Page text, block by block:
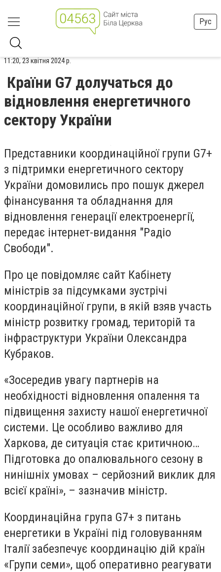
Рус
11:20, 23 квітня 2024 р.
Країни G7 долучаться до
відновлення енергетичного
сектору України
Представники координаційної групи G7+
з підтримки енергетичного сектору
України домовились про пошук джерел
фінансування та обладнання для
відновлення генерації електроенергії,
передає інтернет-видання "Радіо
Свободи".
Про це повідомляє сайт Кабінету
міністрів за підсумками зустрічі
координаційної групи, в якій взяв участь
міністр розвитку громад, територій та
інфраструктури України Олександра
Кубраков.
«Зосередив увагу партнерів на
необхідності відновлення опалення та
підвищення захисту нашої енергетичної
системи. Це особливо важливо для
Харкова, де ситуація стає критичною…
Підготовка до опалювального сезону в
нинішніх умовах – серйозний виклик для
всієї країні», – зазначив міністр.
Координаційна група G7+ з питань
енергетики в Україні під головуванням
Італії забезпечує координацію дій країн
«Групи семи», щоб оперативно реагувати